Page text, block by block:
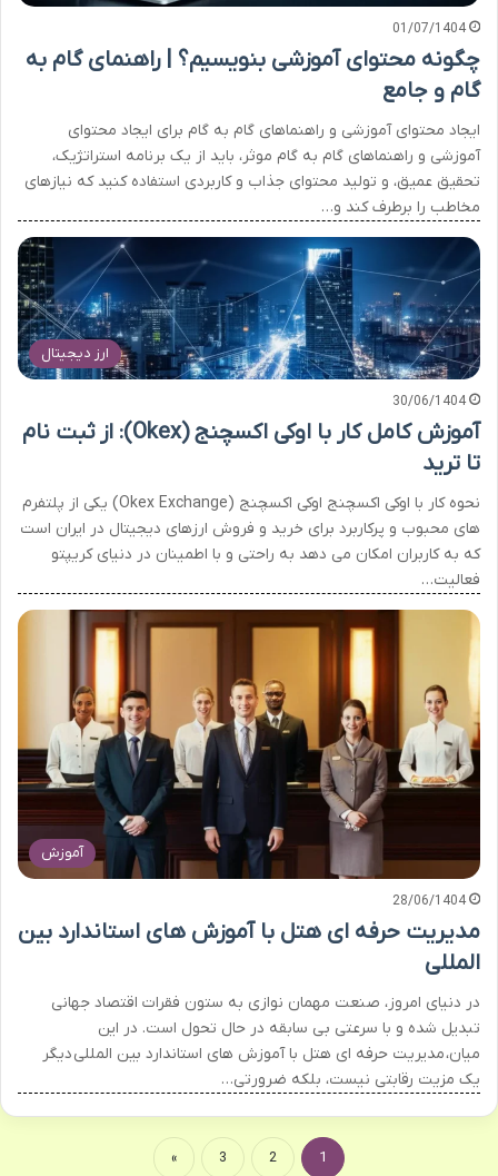
01/07/1404
چگونه محتوای آموزشی بنویسیم؟ | راهنمای گام به
گام و جامع
ایجاد محتوای آموزشی و راهنماهای گام به گام برای ایجاد محتوای
آموزشی و راهنماهای گام به گام موثر، باید از یک برنامه استراتژیک،
تحقیق عمیق، و تولید محتوای جذاب و کاربردی استفاده کنید که نیازهای
مخاطب را برطرف کند و…
ارز دیجیتال
30/06/1404
آموزش کامل کار با اوکی اکسچنج (Okex): از ثبت نام
تا ترید
نحوه کار با اوکی اکسچنج اوکی اکسچنج (Okex Exchange) یکی از پلتفرم
های محبوب و پرکاربرد برای خرید و فروش ارزهای دیجیتال در ایران است
که به کاربران امکان می دهد به راحتی و با اطمینان در دنیای کریپتو
فعالیت…
آموزش
28/06/1404
مدیریت حرفه ای هتل با آموزش های استاندارد بین
المللی
در دنیای امروز، صنعت مهمان نوازی به ستون فقرات اقتصاد جهانی
تبدیل شده و با سرعتی بی سابقه در حال تحول است. در این
میان، مدیریت حرفه ای هتل با آموزش های استاندارد بین المللی دیگر
یک مزیت رقابتی نیست، بلکه ضرورتی…
1
2
3
»